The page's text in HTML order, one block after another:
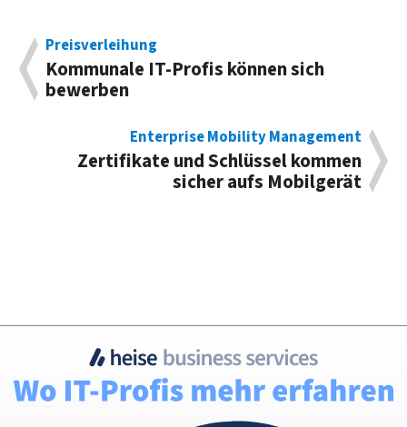
Preisverleihung
Kommunale IT-Profis können sich
bewerben
Enterprise Mobility Management
Zertifikate und Schlüssel kommen
sicher aufs Mobilgerät